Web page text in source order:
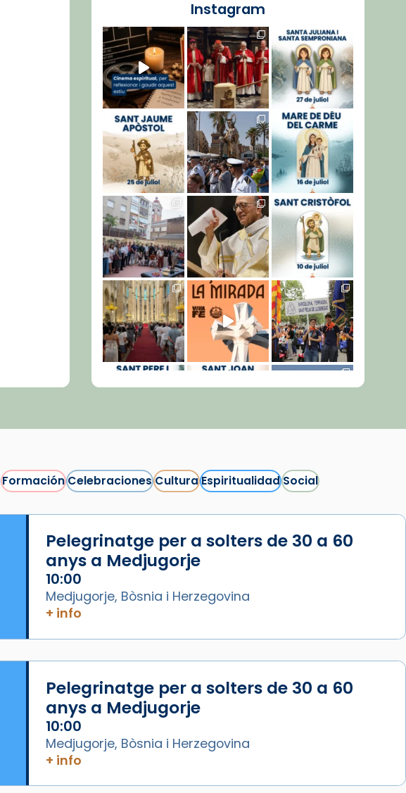
Instagram
Cargar más...
FormaciónCelebracionesCulturaEspiritualidadSocial
Pelegrinatge per a solters de 30 a 60
anys a Medjugorje
10:00
Medjugorje, Bòsnia i Herzegovina
+ info
Pelegrinatge per a solters de 30 a 60
anys a Medjugorje
10:00
Medjugorje, Bòsnia i Herzegovina
+ info